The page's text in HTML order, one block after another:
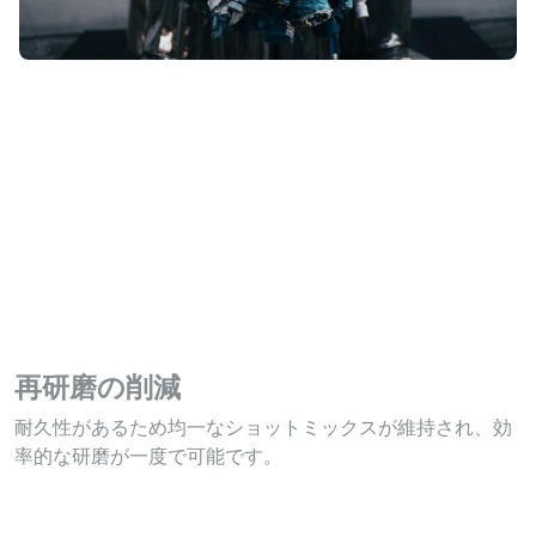
再研磨の削減
耐久性があるため均一なショットミックスが維持され、効
率的な研磨が一度で可能です。